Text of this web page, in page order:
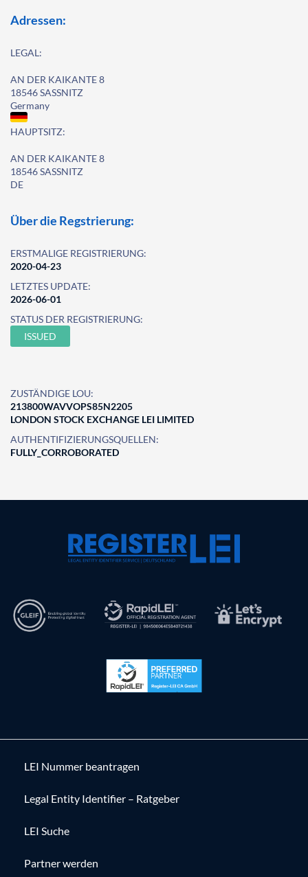
Adressen:
LEGAL:
AN DER KAIKANTE 8
18546 SASSNITZ
Germany
HAUPTSITZ:
AN DER KAIKANTE 8
18546 SASSNITZ
DE
Über die Regstrierung:
ERSTMALIGE REGISTRIERUNG:
2020-04-23
LETZTES UPDATE:
2026-06-01
STATUS DER REGISTRIERUNG:
ISSUED
ZUSTÄNDIGE LOU:
213800WAVVOPS85N2205
LONDON STOCK EXCHANGE LEI LIMITED
AUTHENTIFIZIERUNGSQUELLEN:
FULLY_CORROBORATED
LEI Nummer beantragen
Legal Entity Identifier – Ratgeber
LEI Suche
Partner werden